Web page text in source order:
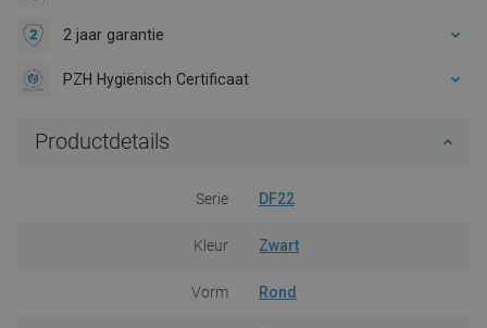
2 jaar garantie
PZH Hygiënisch Certificaat
Productdetails
Serie DF22
Kleur Zwart
Vorm Rond